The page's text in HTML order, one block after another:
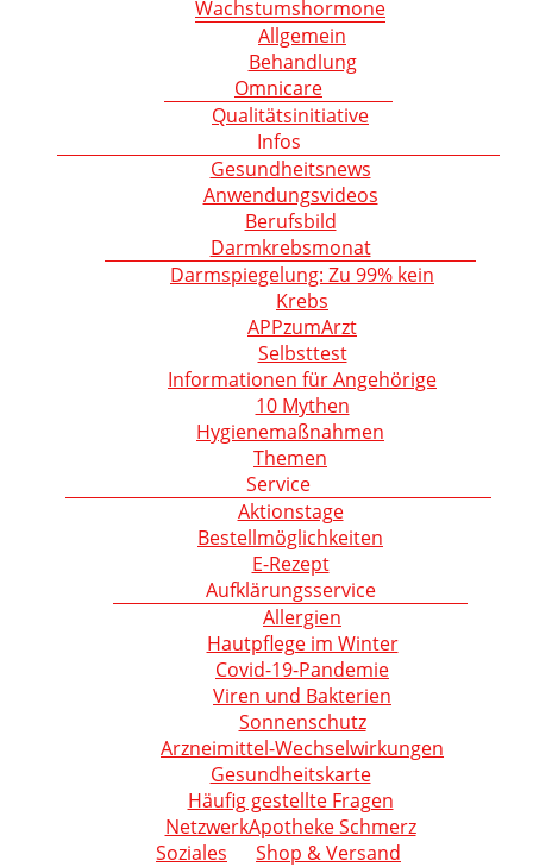
Wachstumshormone
Allgemein
Behandlung
Omnicare
Qualitätsinitiative
Infos
Gesundheitsnews
Anwendungsvideos
Berufsbild
Darmkrebsmonat
Darmspiegelung: Zu 99% kein
Krebs
APPzumArzt
Selbsttest
Informationen für Angehörige
10 Mythen
Hygienemaßnahmen
Themen
Service
Aktionstage
Bestellmöglichkeiten
E-Rezept
Aufklärungsservice
Allergien
Hautpflege im Winter
Covid-19-Pandemie
Viren und Bakterien
Sonnenschutz
Arzneimittel-Wechselwirkungen
Gesundheitskarte
Häufig gestellte Fragen
NetzwerkApotheke Schmerz
Soziales
Shop & Versand